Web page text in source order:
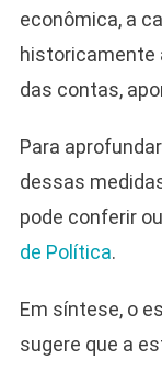
econômica, a
historicamente
das contas,
Para
dessas
pode conferir
de Política.
Em síntese, o
sugere que a